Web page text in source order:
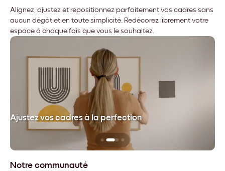
Alignez, ajustez et repositionnez parfaitement vos cadres sans
aucun dégât et en toute simplicité. Redécorez librement votre
espace à chaque fois que vous le souhaitez.
Ajustez vos cadres à la perfection
Notre communauté